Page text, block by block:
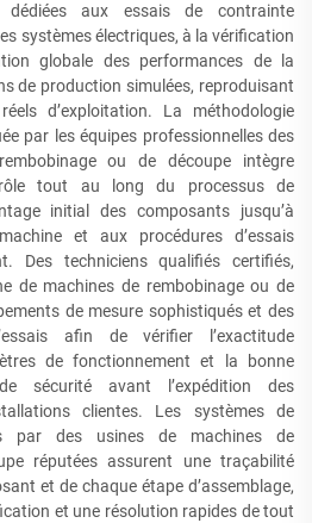
dédiées aux essais de contrainte
systèmes électriques, à la vérification
globale des performances de la
de production simulées, reproduisant
d’exploitation. La méthodologie
par les équipes professionnelles des
ou de découpe intègre
tout au long du processus de
initial des composants jusqu’à
et aux procédures d’essais
Des techniciens qualifiés certifiés,
de machines de rembobinage ou de
de mesure sophistiqués et des
afin de vérifier l’exactitude
de fonctionnement et la bonne
sécurité avant l’expédition des
clientes. Les systèmes de
par des usines de machines de
réputées assurent une traçabilité
et de chaque étape d’assemblage,
et une résolution rapides de tout